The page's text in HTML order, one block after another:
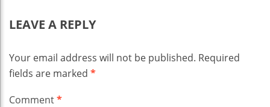
LEAVE A REPLY
Your email address will not be published. Required
fields are marked *
Comment*